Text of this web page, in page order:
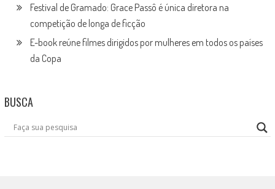
Festival de Gramado: Grace Passô é única diretora na
competição de longa de ficção
E-book reúne filmes dirigidos por mulheres em todos os países
da Copa
BUSCA